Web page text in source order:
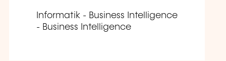
Informatik - Business Intelligence
- Business Intelligence